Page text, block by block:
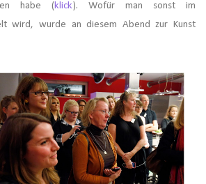
habe (klick ). Wofür man sonst im
wird, wurde an diesem Abend zur Kunst